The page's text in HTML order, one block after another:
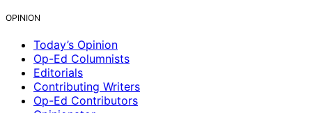
OPINION
Today’s Opinion
Op-Ed Columnists
Editorials
Contributing Writers
Op-Ed Contributors